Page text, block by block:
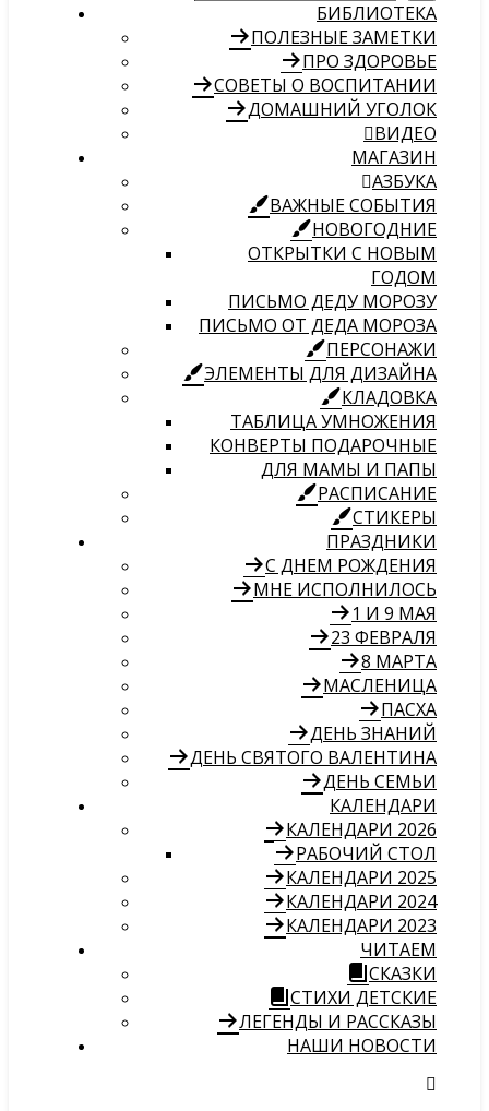
БИБЛИОТЕКА
ПОЛЕЗНЫЕ ЗАМЕТКИ
ПРО ЗДОРОВЬЕ
СОВЕТЫ О ВОСПИТАНИИ
ДОМАШНИЙ УГОЛОК
ВИДЕО
МАГАЗИН
АЗБУКА
ВАЖНЫЕ СОБЫТИЯ
НОВОГОДНИЕ
ОТКРЫТКИ С НОВЫМ
ГОДОМ
ПИСЬМО ДЕДУ МОРОЗУ
ПИСЬМО ОТ ДЕДА МОРОЗА
ПЕРСОНАЖИ
ЭЛЕМЕНТЫ ДЛЯ ДИЗАЙНА
КЛАДОВКА
ТАБЛИЦА УМНОЖЕНИЯ
КОНВЕРТЫ ПОДАРОЧНЫЕ
ДЛЯ МАМЫ И ПАПЫ
РАСПИСАНИЕ
СТИКЕРЫ
ПРАЗДНИКИ
С ДНЕМ РОЖДЕНИЯ
МНЕ ИСПОЛНИЛОСЬ
1 И 9 МАЯ
23 ФЕВРАЛЯ
8 МАРТА
МАСЛЕНИЦА
ПАСХА
ДЕНЬ ЗНАНИЙ
ДЕНЬ СВЯТОГО ВАЛЕНТИНА
ДЕНЬ СЕМЬИ
КАЛЕНДАРИ
КАЛЕНДАРИ 2026
РАБОЧИЙ СТОЛ
КАЛЕНДАРИ 2025
КАЛЕНДАРИ 2024
КАЛЕНДАРИ 2023
ЧИТАЕМ
СКАЗКИ
СТИХИ ДЕТСКИЕ
ЛЕГЕНДЫ И РАССКАЗЫ
НАШИ НОВОСТИ